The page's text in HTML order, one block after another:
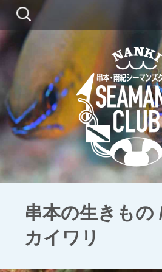
検
索:
コ
ン
ツ
に
串本の生きもの
カイワリ